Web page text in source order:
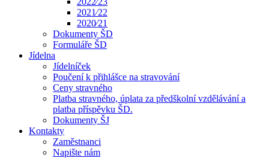
2021⁄22
2020⁄21
Dokumenty ŠD
Formuláře ŠD
Jídelna
Jídelníček
Poučení k přihlášce na stravování
Ceny stravného
Platba stravného, úplata za předškolní vzdělávání a
platba příspěvku ŠD.
Dokumenty ŠJ
Kontakty
Zaměstnanci
Napište nám